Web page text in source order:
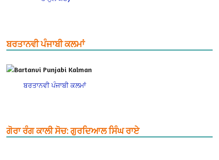
ਬਰਤਾਨਵੀ ਪੰਜਾਬੀ ਕਲਮਾਂ
ਬਰਤਾਨਵੀ ਪੰਜਾਬੀ ਕਲਮਾਂ
ਗੋਰਾ ਰੰਗ ਕਾਲੀ ਸੋਚ: ਗੁਰਦਿਆਲ ਸਿੰਘ ਰਾਏ